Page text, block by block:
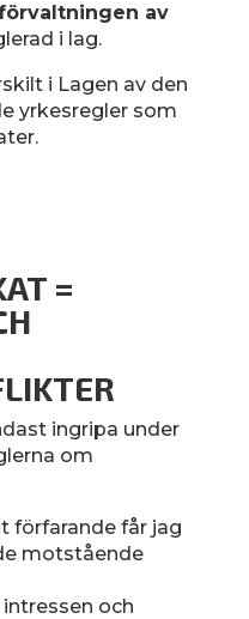
av
i lag.
i Lagen av den
yrkesregler som
=
ingripa under
om
förfarande får jag
motstående
och